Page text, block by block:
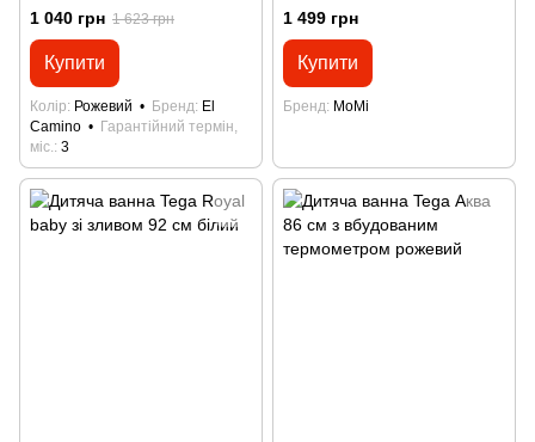
(подушкою) EL CAMINO PLUS
ME 1151 Peony Pink
1 040 грн 1 623 грн
Купити
Колір Рожевий Бренд El
Camino
Гарантійний термін,
міс. 3
1 499 грн
Купити
Бренд MoMi